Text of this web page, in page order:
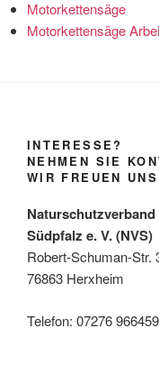
Motorkettensäge
Motorkettensäge
INTERESSE?
NEHMEN SIE
WIR FREUEN
Naturschutzverband
Südpfalz e. V. (NVS)
Robert-Schuman-Str.
76863 Herxheim
Telefon: 07276 966459